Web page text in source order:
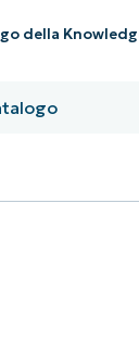
della
di
a tutte